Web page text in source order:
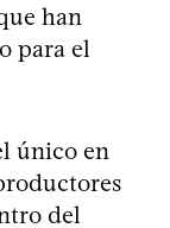
han
para el
único en
del